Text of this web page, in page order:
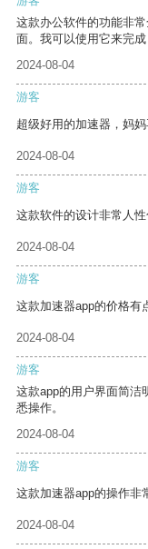
这款办公软件的功能非
面。我可以使用它来完
2024-08-04
游客
超级好用的加速器，妈
2024-08-04
游客
这款软件的设计非常人性
2024-08-04
游客
这款加速器app的价格有
2024-08-04
游客
这款app的用户界面简洁
悉操作。
2024-08-04
游客
这款加速器app的操作非
2024-08-04